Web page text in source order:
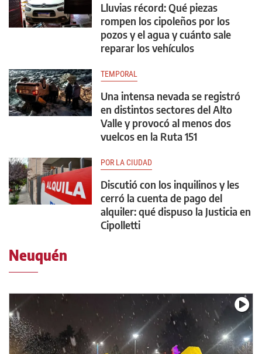
Lluvias récord: Qué piezas
rompen los cipoleños por los
pozos y el agua y cuánto sale
reparar los vehículos
TEMPORAL
Una intensa nevada se registró
en distintos sectores del Alto
Valle y provocó al menos dos
vuelcos en la Ruta 151
POR LA CIUDAD
Discutió con los inquilinos y les
cerró la cuenta de pago del
alquiler: qué dispuso la Justicia en
Cipolletti
Neuquén